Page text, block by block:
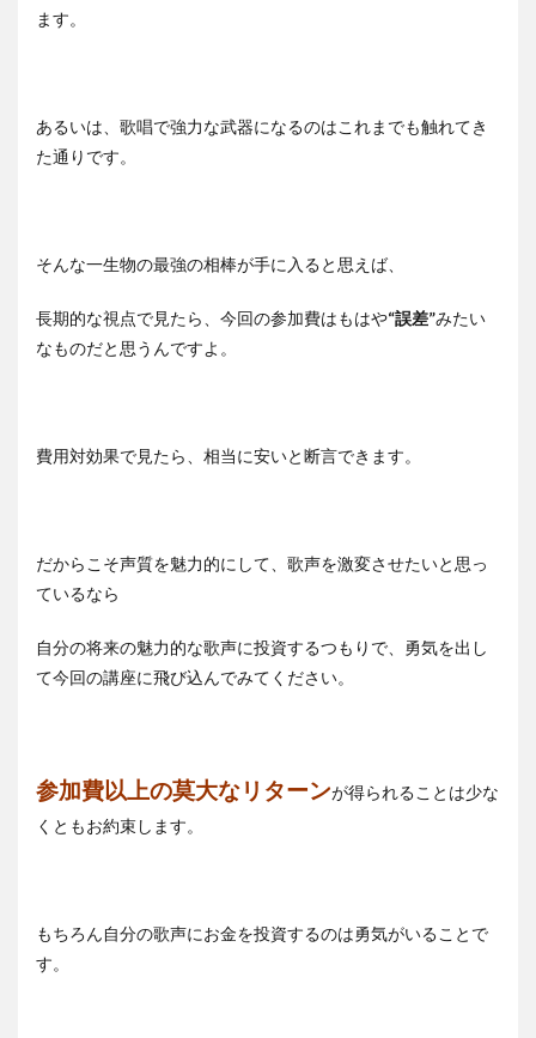
ます。
あるいは、歌唱で強力な武器になるのはこれまでも触れてき
た通りです。
そんな一生物の最強の相棒が手に入ると思えば、
長期的な視点で見たら、今回の参加費はもはや“誤差”みたい
なものだと思うんですよ。
費用対効果で見たら、相当に安いと断言できます。
だからこそ声質を魅力的にして、歌声を激変させたいと思っ
ているなら
自分の将来の魅力的な歌声に投資するつもりで、勇気を出し
て今回の講座に飛び込んでみてください。
参加費以上の莫大なリターンが得られることは少な
くともお約束します。
もちろん自分の歌声にお金を投資するのは勇気がいることで
す。